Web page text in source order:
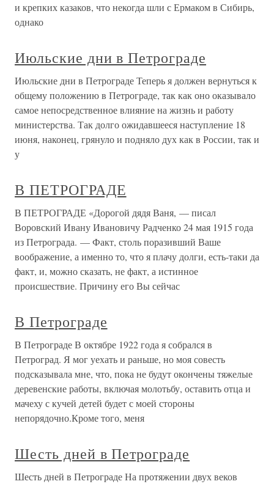
и крепких казаков, что некогда шли с Ермаком в Сибирь,
однако
Июльские дни в Петрограде
Июльские дни в Петрограде Теперь я должен вернуться к
общему положению в Петрограде, так как оно оказывало
самое непосредственное влияние на жизнь и работу
министерства. Так долго ожидавшееся наступление 18
июня, наконец, грянуло и подняло дух как в России, так и
у
В ПЕТРОГРАДЕ
В ПЕТРОГРАДЕ «Дорогой дядя Ваня, — писал
Воровский Ивану Ивановичу Радченко 24 мая 1915 года
из Петрограда. — Факт, столь поразивший Ваше
воображение, а именно то, что я плачу долги, есть-таки да
факт, и, можно сказать, не факт, а истинное
происшествие. Причину его Вы сейчас
В Петрограде
В Петрограде В октябре 1922 года я собрался в
Петроград. Я мог уехать и раньше, но моя совесть
подсказывала мне, что, пока не будут окончены тяжелые
деревенские работы, включая молотьбу, оставить отца и
мачеху с кучей детей будет с моей стороны
непорядочно.Кроме того, меня
Шесть дней в Петрограде
Шесть дней в Петрограде На протяжении двух веков